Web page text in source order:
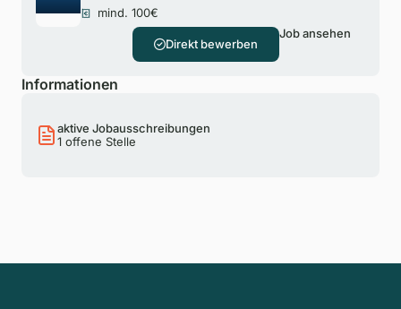
mind. 100€
Direkt bewerben
Job ansehen
Informationen
aktive Jobausschreibungen
1 offene Stelle